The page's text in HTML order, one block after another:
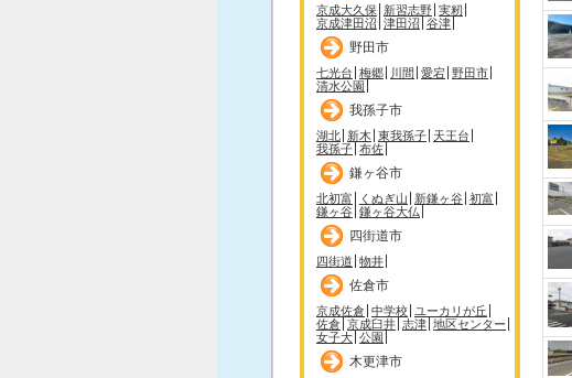
京成大久保 新習志野 実籾
京成津田沼 津田沼 谷津
野田市
七光台 梅郷 川間 愛宕 野田市
清水公園
我孫子市
湖北 新木 東我孫子 天王台
我孫子 布佐
鎌ヶ谷市
北初富 くぬぎ山 新鎌ヶ谷 初富
鎌ヶ谷 鎌ヶ谷大仏
四街道市
四街道 物井
佐倉市
京成佐倉 中学校
ユーカリが丘
佐倉 京成臼井 志津 地区センター
女子大 公園
木更津市